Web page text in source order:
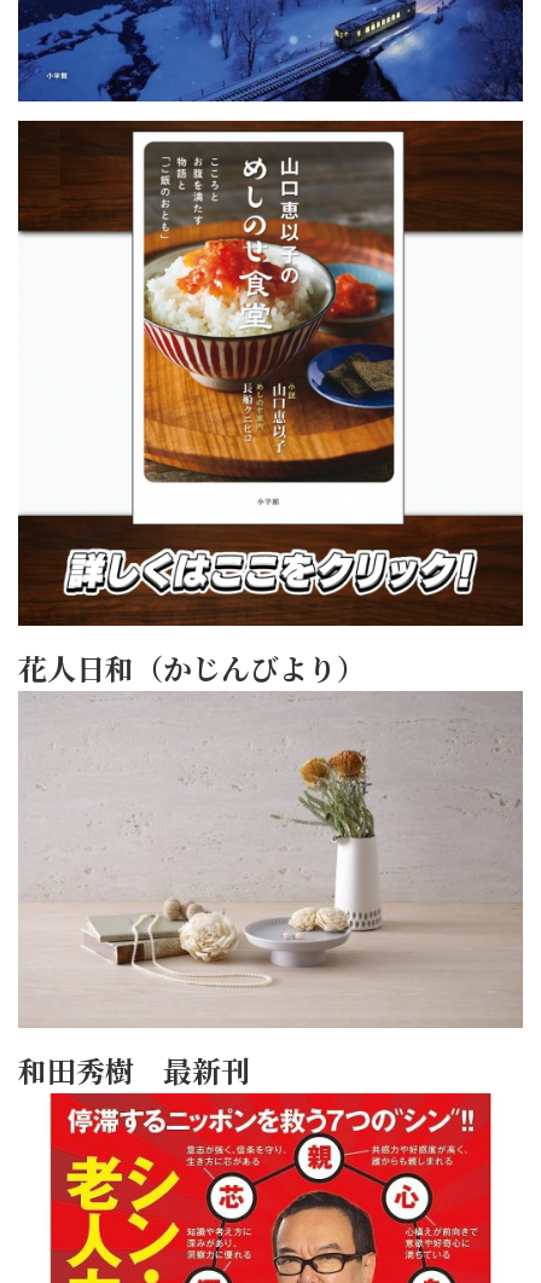
花人日和（かじんびより）
和田秀樹 最新刊